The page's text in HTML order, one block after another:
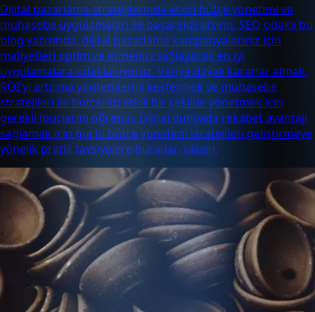
Dijital pazarlama stratejilerinde etkin bütçe yönetimi ve
muhasebe uygulamaları ile başarınızı artırın. SEO odaklı bu
blog yazısında, dijital pazarlama kampanyalarınız için
maliyetleri optimize etmenizi sağlayacak en iyi
uygulamalara odaklanıyoruz. Veriye dayalı kararlar almak,
ROI'yi artırma yöntemlerini keşfetmek ve muhasebe
stratejileri ile bütçenizi etkili bir şekilde yönetmek için
gerekli ipuçlarını öğrenin. Dijital dünyada rekabet avantajı
sağlamak için güçlü bütçe yönetimi stratejileri geliştirmeye
yönelik pratik tavsiyelere buradan ulaşın.